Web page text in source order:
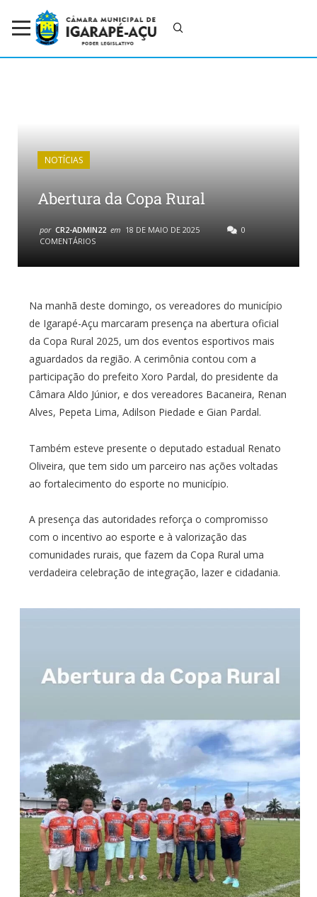
NOTÍCIAS
Abertura da Copa Rural
por CR2-ADMIN22 em 18 DE MAIO DE 2025
0
COMENTÁRIOS
Na manhã deste domingo, os vereadores do município
de Igarapé-Açu marcaram presença na abertura oficial
da Copa Rural 2025, um dos eventos esportivos mais
aguardados da região. A cerimônia contou com a
participação do prefeito Xoro Pardal, do presidente da
Câmara Aldo Júnior, e dos vereadores Bacaneira, Renan
Alves, Pepeta Lima, Adilson Piedade e Gian Pardal.
Também esteve presente o deputado estadual Renato
Oliveira, que tem sido um parceiro nas ações voltadas
ao fortalecimento do esporte no município.
A presença das autoridades reforça o compromisso
com o incentivo ao esporte e à valorização das
comunidades rurais, que fazem da Copa Rural uma
verdadeira celebração de integração, lazer e cidadania.